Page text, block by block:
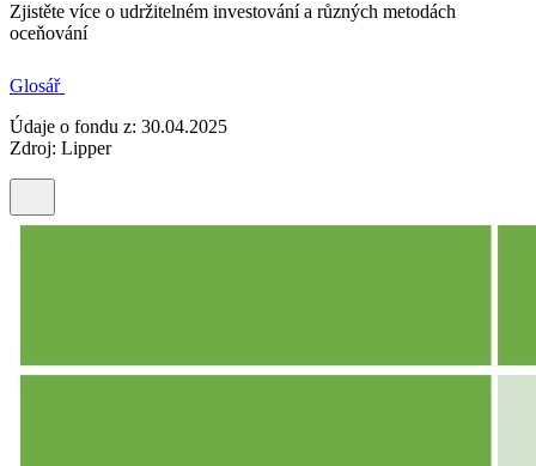
Zjistěte více o udržitelném investování a různých metodách
oceňování
Glosář
Údaje o fondu z: 30.04.2025
Zdroj: Lipper